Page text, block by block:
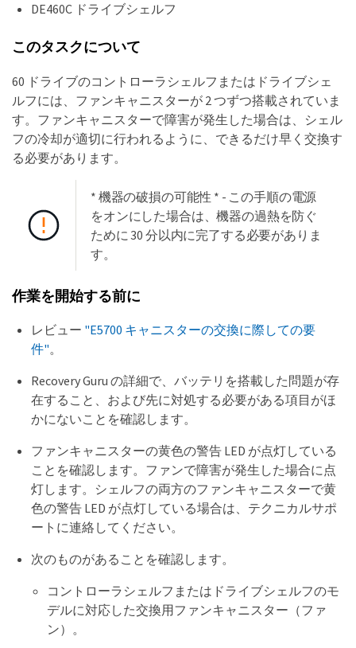
DE460C ドライブシェルフ
このタスクについて
60 ドライブのコントローラシェルフまたはドライブシェ
ルフには、ファンキャニスターが 2 つずつ搭載されていま
す。ファンキャニスターで障害が発生した場合は、シェル
フの冷却が適切に行われるように、できるだけ早く交換す
る必要があります。
* 機器の破損の可能性 * - この手順の電源
をオンにした場合は、機器の過熱を防ぐ
ために 30 分以内に完了する必要がありま
す。
作業を開始する前に
レビュー "E5700 キャニスターの交換に際しての要
件"。
Recovery Guru の詳細で、バッテリを搭載した問題が存
在すること、および先に対処する必要がある項目がほ
かにないことを確認します。
ファンキャニスターの黄色の警告 LED が点灯している
ことを確認します。ファンで障害が発生した場合に点
灯します。シェルフの両方のファンキャニスターで黄
色の警告 LED が点灯している場合は、テクニカルサポ
ートに連絡してください。
次のものがあることを確認します。
コントローラシェルフまたはドライブシェルフのモ
デルに対応した交換用ファンキャニスター（ファ
ン）。